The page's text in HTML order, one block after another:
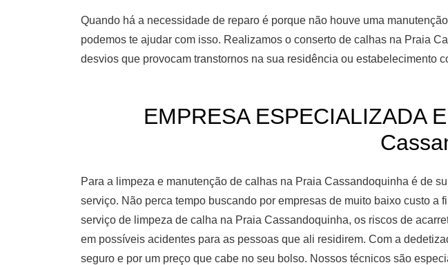
Quando há a necessidade de reparo é porque não houve uma
podemos te ajudar com isso. Realizamos o conserto de calhas na Praia
desvios que provocam transtornos na sua residência ou estabelecimento
EMPRESA ESPECIALIZADA
Para a limpeza e manutenção de calhas na Praia Cassandoquinha é de
serviço. Não perca tempo buscando por empresas de muito baixo custo
serviço de limpeza de calha na Praia Cassandoquinha, os riscos de
em possíveis acidentes para as pessoas que ali residirem. Com a
seguro e por um preço que cabe no seu bolso. Nossos técnicos são